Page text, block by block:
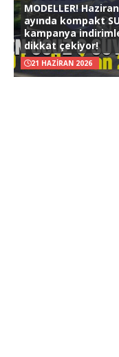
MODELLER! Haziran
ayında kompakt
kampanya
dikkat çekiyor!
21 HAZIRAN 2026